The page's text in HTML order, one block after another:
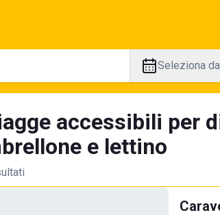
Seleziona
accessibili per
e lettino